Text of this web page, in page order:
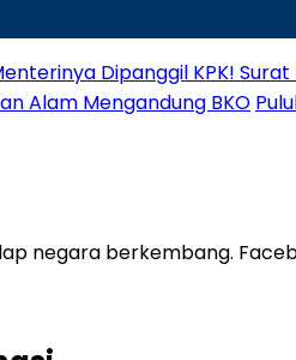
Dipanggil KPK!
Alam Mengandung BKO